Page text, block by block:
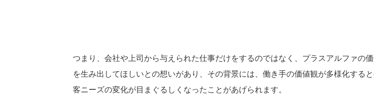
つまり、会社や上司から与えられた仕事だけをするのではなく、プラスアルファの
を生み出してほしいとの想いがあり、その背景には、働き手の価値観が多様化する
客ニーズの変化が目まぐるしくなったことがあげられます。